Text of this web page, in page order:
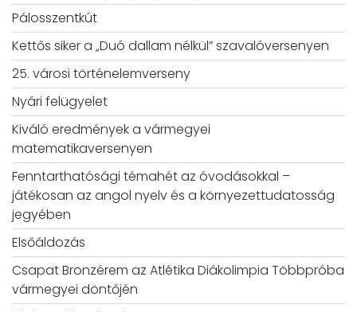
Pálosszentkút
Kettős siker a „Duó dallam nélkül” szavalóversenyen
25. városi történelemverseny
Nyári felügyelet
Kiváló eredmények a vármegyei
matematikaversenyen
Fenntarthatósági témahét az óvodásokkal –
játékosan az angol nyelv és a környezettudatosság
jegyében
Elsőáldozás
Csapat Bronzérem az Atlétika Diákolimpia Többpróba
vármegyei döntőjén